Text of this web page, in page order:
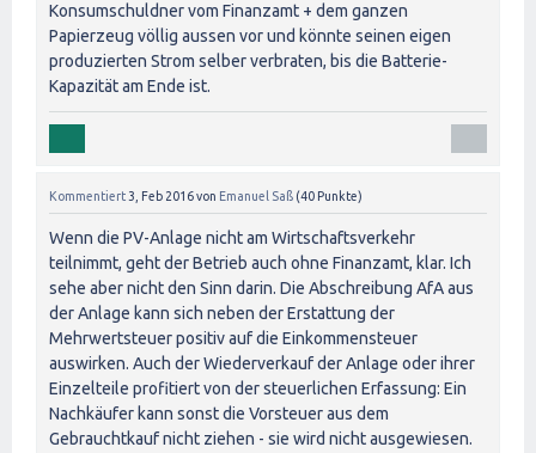
Konsumschuldner vom Finanzamt + dem ganzen
Papierzeug völlig aussen vor und könnte seinen eigen
produzierten Strom selber verbraten, bis die Batterie-
Kapazität am Ende ist.
Kommentiert 3, Feb 2016von Emanuel Saß (40 Punkte)
Wenn die PV-Anlage nicht am Wirtschaftsverkehr
teilnimmt, geht der Betrieb auch ohne Finanzamt, klar. Ich
sehe aber nicht den Sinn darin. Die Abschreibung AfA aus
der Anlage kann sich neben der Erstattung der
Mehrwertsteuer positiv auf die Einkommensteuer
auswirken. Auch der Wiederverkauf der Anlage oder ihrer
Einzelteile profitiert von der steuerlichen Erfassung: Ein
Nachkäufer kann sonst die Vorsteuer aus dem
Gebrauchtkauf nicht ziehen - sie wird nicht ausgewiesen.